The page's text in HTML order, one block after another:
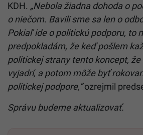
KDH. „Nebola žiadna dohoda o
o niečom. Bavili sme sa len o
Pokiaľ ide o politickú podporu, to
predpokladám, že keď pošlem
politickej strany tento koncept,
vyjadrí, a potom môže byť
politickej podpore,“ozrejmil
Správu budeme aktualizovať.